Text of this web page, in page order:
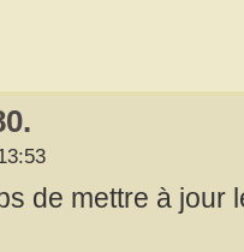
de mettre à jour